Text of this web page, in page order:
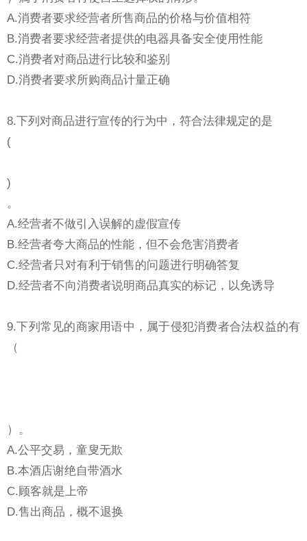
A.消费者要求经营者所售商品的价格与价值相符
B.消费者要求经营者提供的电器具备安全使用性能
C.消费者对商品进行比较和鉴别
D.消费者要求所购商品计量正确
8.下列对商品进行宣传的行为中，符合法律规定的是
(
)
。
A.经营者不做引入误解的虚假宣传
B.经营者夸大商品的性能，但不会危害消费者
C.经营者只对有利于销售的问题进行明确答复
D.经营者不向消费者说明商品真实的标记，以免诱导
9.下列常见的商家用语中，属于侵犯消费者合法权益的有
（
）。
A.公平交易，童叟无欺
B.本酒店谢绝自带酒水
C.顾客就是上帝
D.售出商品，概不退换